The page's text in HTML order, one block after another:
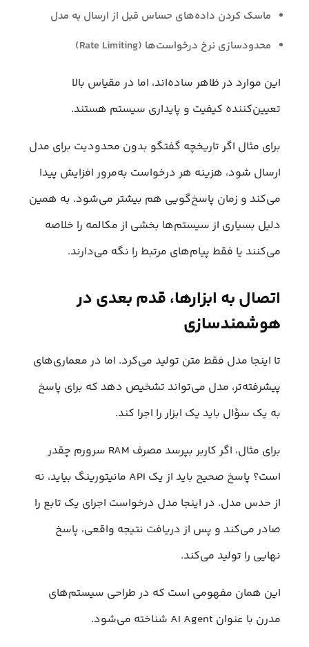
ماسک کردن داده‌های حساس قبل از ارسال به مدل
محدودسازی نرخ درخواست‌ها (Rate Limiting)
این موارد در ظاهر ساده‌اند، اما در مقیاس بالا
تعیین‌کننده کیفیت و پایداری سیستم هستند.
برای مثال اگر تاریخچه گفتگو بدون محدودیت برای مدل
ارسال شود، هزینه هر درخواست به‌مرور افزایش پیدا
می‌کند و زمان پاسخ‌گویی هم بیشتر می‌شود. به همین
دلیل بسیاری از سیستم‌ها بخشی از مکالمه را خلاصه
می‌کنند یا فقط پیام‌های مرتبط را نگه می‌دارند.
اتصال به ابزارها، قدم بعدی در
هوشمندسازی
تا اینجا مدل فقط متن تولید می‌کرد. اما در معماری‌های
پیشرفته‌تر، مدل می‌تواند تشخیص دهد که برای پاسخ
به یک سؤال باید یک ابزار را اجرا کند.
برای مثال، اگر کاربر بپرسد مصرف RAM سرورم چقدر
است؟ پاسخ صحیح باید از یک API مانیتورینگ بیاید، نه
از حدس مدل. در اینجا مدل درخواست اجرای یک تابع را
صادر می‌کند و پس از دریافت نتیجه واقعی، پاسخ
نهایی را تولید می‌کند.
این همان مفهومی است که در طراحی سیستم‌های
مدرن با عنوان AI Agent شناخته می‌شود.